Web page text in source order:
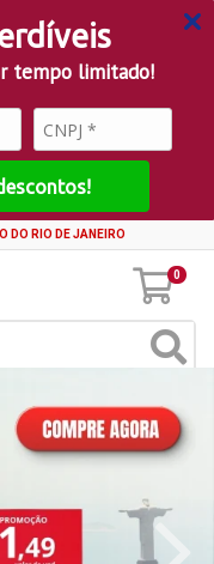
tempo limitado!
DO RIO DE JANEIRO
0